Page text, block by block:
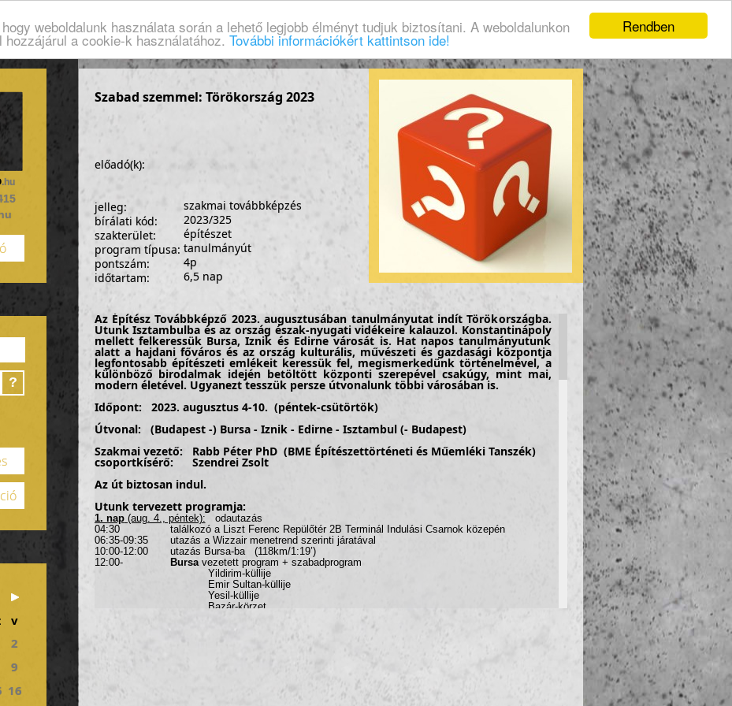
Rendben
weboldalunk használata során a lehető legjobb élményt tudjuk biztosítani. A weboldalunkon
a cookie-k használatához. További információkért kattintson ide!
.hu
?
v
2
9
16
Szabad szemmel: Törökország 2023
előadó(k):
jelleg:
szakmai továbbképzés
bírálati kód:
2023/325
szakterület:
építészet
program típusa: tanulmányút
pontszám:
4p
időtartam:
6,5 nap
Az Építész Továbbképző 2023. augusztusában tanulmányutat indít Törökországba.
Utunk Isztambulba és az ország észak-nyugati vidékeire kalauzol. Konstantinápoly
mellett felkeressük Bursa, Iznik és Edirne városát is. Hat napos tanulmányutunk
alatt a hajdani főváros és az ország kulturális, művészeti és gazdasági központja
legfontosabb építészeti emlékeit keressük fel, megismerkedünk történelmével, a
különböző birodalmak idején betöltött központi szerepével csakúgy, mint mai,
modern életével. Ugyanezt tesszük persze útvonalunk többi városában is.
Időpont: 2023. augusztus 4-10. (péntek-csütörtök)
Útvonal: (Budapest -) Bursa - Iznik - Edirne - Isztambul (- Budapest)
Szakmai vezető: Rabb Péter PhD(BME Építészettörténeti és Műemléki Tanszék)
csoportkísérő: Szendrei Zsolt
Az út biztosan indul.
Utunk tervezett programja:
1. nap(aug. 4., péntek): odautazás
04:30 találkozó a Liszt Ferenc Repülőtér 2B Terminál Indulási Csarnok közepén
06:35-09:35 utazás a Wizzair menetrend szerinti járatával
10:00-12:00 utazás Bursa-ba (118km/1:19’)
12:00-
Bursavezetett program + szabadprogram
Yildirim-küllije
Emir Sultan-küllije
Yesil-küllije
Bazár-körzet
dzsámik: Orhán-dzsámi/Orhan Gazi Camii, Nagymecset/Ulu camii (1396)
fürdők: Orhan hammami, Şengül hammami, Mayhaneli hammami
Osman Gasi Türbesi
szállás: Bursa